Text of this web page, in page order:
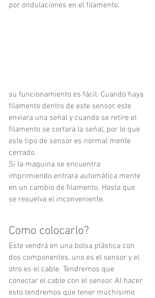
por ondulaciones en el filamento.
su funcionamiento es fácil. Cuando haya
filamento dentro de este sensor, este
enviara una señal y cuando se retire el
filamento se cortara la señal, por lo que
este tipo de sensor es normal mente
cerrado.
Si la maquina se encuentra
imprimiendo entrara automática mente
en un cambio de filamento. Hasta que
se resuelva el inconveniente.
Como colocarlo?
Este vendrá en una bolsa plástica con
dos componentes, uno es el sensor y el
otro es el cable. Tendremos que
conectar el cable con el sensor. Al hacer
esto tendremos que tener muchísimo